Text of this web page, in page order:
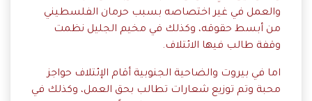
والعمل في غير اختصاصه بسبب حرمان الفلسطيني
من أبسط حقوقه، وكذلك في مخيم الجليل نظمت
وقفة طالب فيها الائتلاف.
اما في بيروت والضاحية الجنوبية أقام الإئتلاف حواجز
محبة وتم توزيع شعارات تطالب بحق العمل، وكذلك في